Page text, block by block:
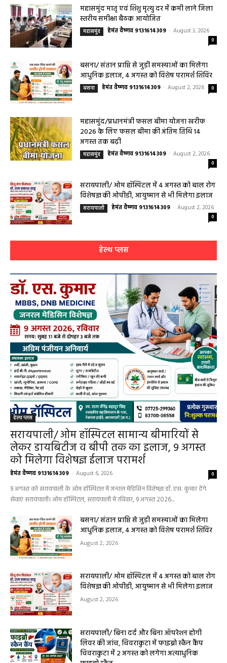
महासमुंद मातृ एवं शिशु मृत्यु दर में कमी लाने जिला
स्तरीय समीक्षा बैठक आयोजित
महासमुंद हेमंत वैष्णव 9131614309
0
बसना/ संतान प्राप्ति से जुड़ी समस्याओं का मिलेगा
आधुनिक इलाज, 4 अगस्त को विशेष परामर्श शिविर
बसना हेमंत वैष्णव 9131614309 0
महासमुंद/प्रधानमंत्री फसल बीमा योजना खरीफ
2026 के लिए फसल बीमा की अंतिम तिथि 14
अगस्त तक बढ़ी
महासमुंद हेमंत वैष्णव 9131614309
0
सरायपाली/ ओम हॉस्पिटल में 4 अगस्त को बाल रोग
विशेषज्ञ की ओपीडी, आयुष्मान से भी मिलेगा इलाज
सरायपाली हेमंत वैष्णव 9131614309
0
हेल्थ प्लस
हेल्थ प्लस
सरायपाली/ ओम हॉस्पिटल सामान्य बीमारियों से
लेकर डायबिटीज व बीपी तक का इलाज, 9 अगस्त
को मिलेगा विशेषज्ञ ईलाज परामर्श
हेमंत वैष्णव 9131614309 0
9 अगस्त को सरायपाली के ओम हॉस्पिटल में जनरल मेडिसिन विशेषज्ञ डॉ. एस. कुमार देंगे
सेवाएं सरायपाली। ओम हॉस्पिटल, सरायपाली में रविवार, 9 अगस्त 2026...
बसना/ संतान प्राप्ति से जुड़ी समस्याओं का मिलेगा
आधुनिक इलाज, 4 अगस्त को विशेष परामर्श शिविर
August 2, 2026
सरायपाली/ ओम हॉस्पिटल में 4 अगस्त को बाल रोग
विशेषज्ञ की ओपीडी, आयुष्मान से भी मिलेगा इलाज
सरायपाली/ बिना दर्द और बिना ऑपरेशन होगी
लिवर की जांच, चिवराकुटा में फाइब्रो स्कैन कैंप
चिवराकुटा में 2 अगस्त को लगेगा अत्याधुनिक
फाइब्रो स्कैन...